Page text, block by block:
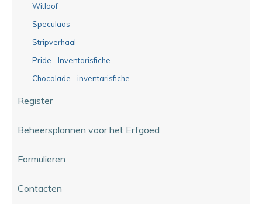
Witloof
Speculaas
Stripverhaal
Pride - Inventarisfiche
Chocolade - inventarisfiche
Register
Beheersplannen voor het Erfgoed
Formulieren
Contacten